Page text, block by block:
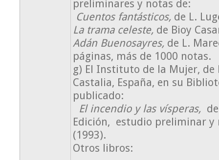
preliminares y notas de:
Cuentos fantásticos, de L.
La trama celeste, de Bioy
Adán Buenosayres, de L.
páginas, más de 1000 notas.
g) El Instituto de la Mujer,
Castalia, España, en su
publicado:
El incendio y las vísperas,
Edición, estudio preliminar y
(1993).
Otros libros: